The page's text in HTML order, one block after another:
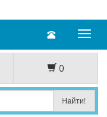
Toggle
0